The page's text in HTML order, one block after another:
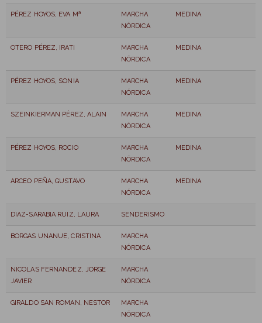
PÉREZ HOYOS, EVA Mª
MARCHA
NÓRDICA
MEDINA
OTERO PÉREZ, IRATI
MARCHA
NÓRDICA
MEDINA
PÉREZ HOYOS, SONIA
MARCHA
NÓRDICA
MEDINA
SZEINKIERMAN PÉREZ, ALAIN
MARCHA
NÓRDICA
MEDINA
PÉREZ HOYOS, ROCIO
MARCHA
NÓRDICA
MEDINA
ARCEO PEÑA, GUSTAVO
MARCHA
NÓRDICA
MEDINA
DIAZ-SARABIA RUIZ, LAURA SENDERISMO
BORGAS UNANUE, CRISTINA
MARCHA
NÓRDICA
NICOLAS FERNANDEZ, JORGE
JAVIER
MARCHA
NÓRDICA
GIRALDO SAN ROMAN, NESTOR
MARCHA
NÓRDICA